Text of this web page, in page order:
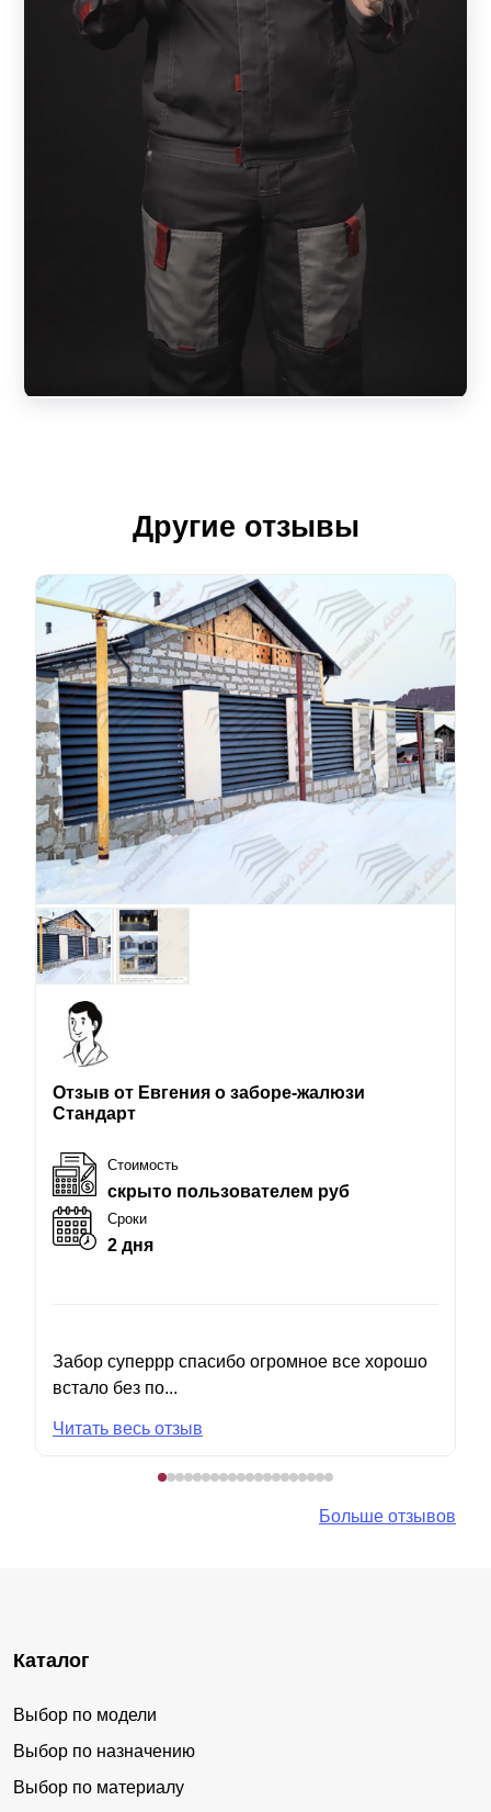
Другие отзывы
Отзыв от Евгения о заборе-жалюзи
Стандарт
Стоимость
скрыто пользователем руб
Сроки
2 дня
Забор суперрр спасибо огромное все хорошо
встало без по...
Читать весь отзыв
Больше отзывов
Каталог
Выбор по модели
Выбор по назначению
Выбор по материалу